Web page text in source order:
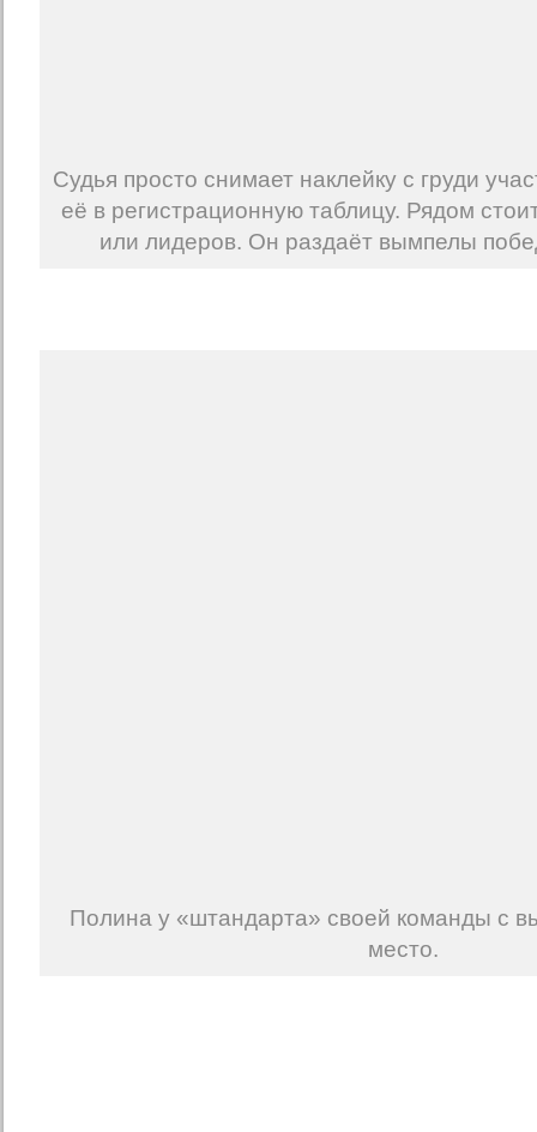
Судья просто снимает наклейку с груди
её в регистрационную таблицу. Рядом
или лидеров. Он раздаёт вымпелы
Полина у «штандарта» своей команды с
место.